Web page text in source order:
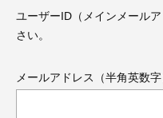
ユーザーID（メインメール
さい。
メールアドレス（半角英数字